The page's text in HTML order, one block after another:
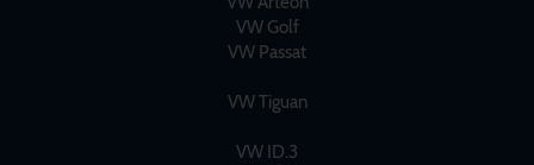
VW Golf
VW Passat
VW Tiguan
VW ID.3